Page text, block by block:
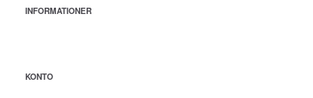
INFORMATIONER
KONTO